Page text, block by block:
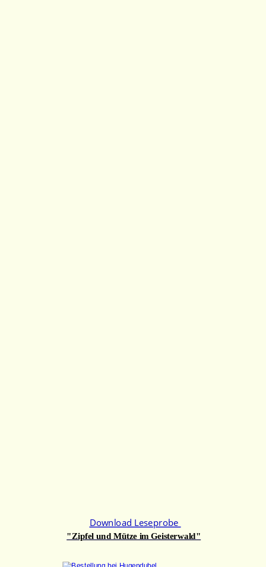
Download Leseprobe
"Zipfel und Mütze im Geisterwald"